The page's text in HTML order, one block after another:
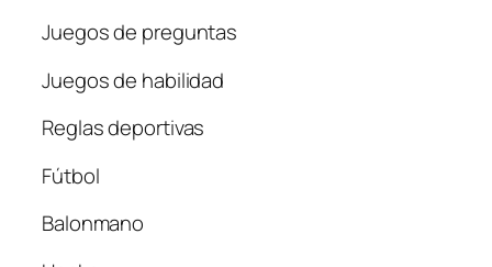
Juegos de preguntas
Juegos de habilidad
Reglas deportivas
Fútbol
Balonmano